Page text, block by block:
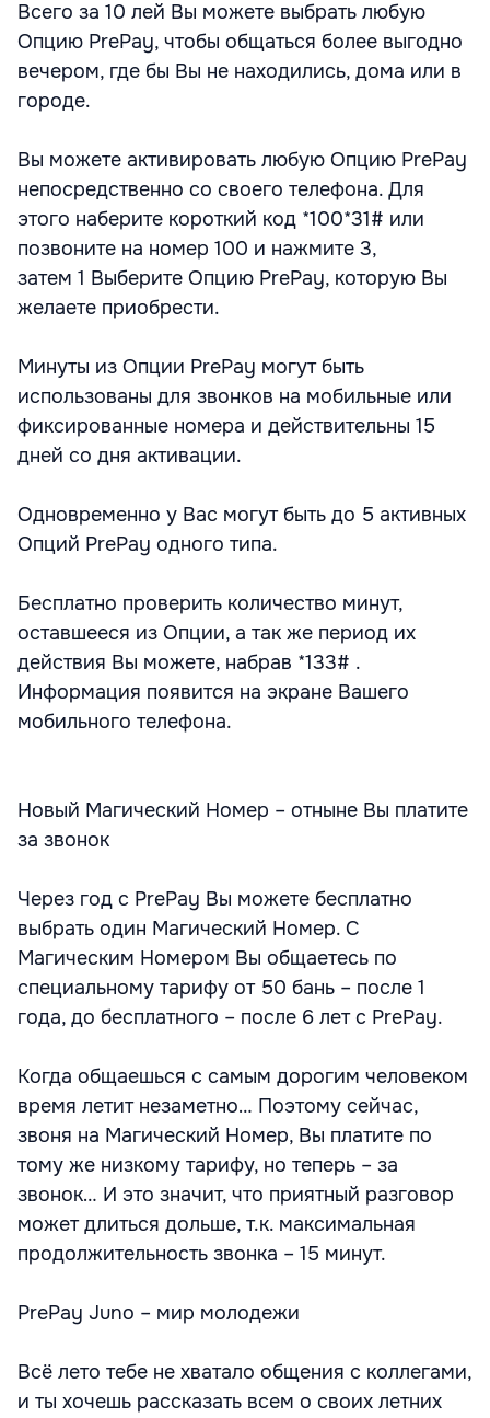
Всего за 10 лей Вы можете выбрать любую
Опцию PrePay, чтобы общаться более выгодно
вечером, где бы Вы не находились, дома или в
городе.
Вы можете активировать любую Опцию PrePay
непосредственно со своего телефона. Для
этого наберите короткий код *100*31# или
позвоните на номер 100 и нажмите 3,
затем 1 Выберите Опцию PrePay, которую Вы
желаете приобрести.
Минуты из Опции PrePay могут быть
использованы для звонков на мобильные или
фиксированные номера и действительны 15
дней со дня активации.
Одновременно у Вас могут быть до 5 активных
Опций PrePay одного типа.
Бесплатно проверить количество минут,
оставшееся из Опции, а так же период их
действия Вы можете, набрав *133# .
Информация появится на экране Вашего
мобильного телефона.
Новый Магический Номер – отныне Вы платите
за звонок
Через год с PrePay Вы можете бесплатно
выбрать один Магический Номер. С
Магическим Номером Вы общаетесь по
специальному тарифу от 50 бань – после 1
года, до бесплатного – после 6 лет с PrePay.
Когда общаешься с самым дорогим человеком
время летит незаметно… Поэтому сейчас,
звоня на Магический Номер, Вы платите по
тому же низкому тарифу, но теперь – за
звонок… И это значит, что приятный разговор
может длиться дольше, т.к. максимальная
продолжительность звонка – 15 минут.
PrePay Juno – мир молодежи
Всё лето тебе не хватало общения с коллегами,
и ты хочешь рассказать всем о своих летних